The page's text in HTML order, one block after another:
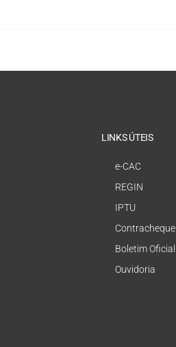
LINKS ÚTEIS
e-CAC
REGIN
IPTU
Contracheque
Boletim Oficial
Ouvidoria